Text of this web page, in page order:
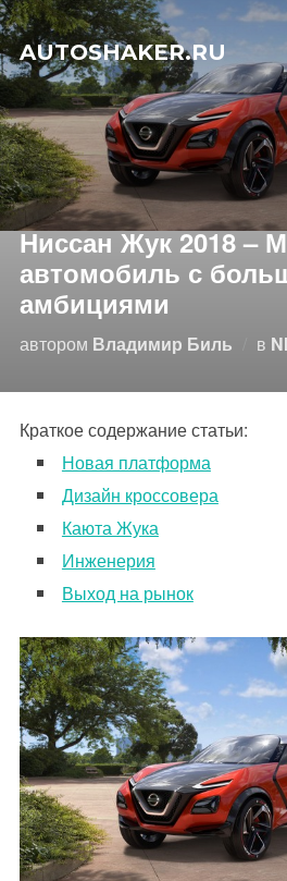
Перейти
к
содержимому
AUTOSHAKER.RU
Ниссан Жук 2018 –
автомобиль с
амбициями
автором Владимир Биль в
Краткое содержание статьи:
Новая платформа
Дизайн кроссовера
Каюта Жука
Инженерия
Выход на рынок